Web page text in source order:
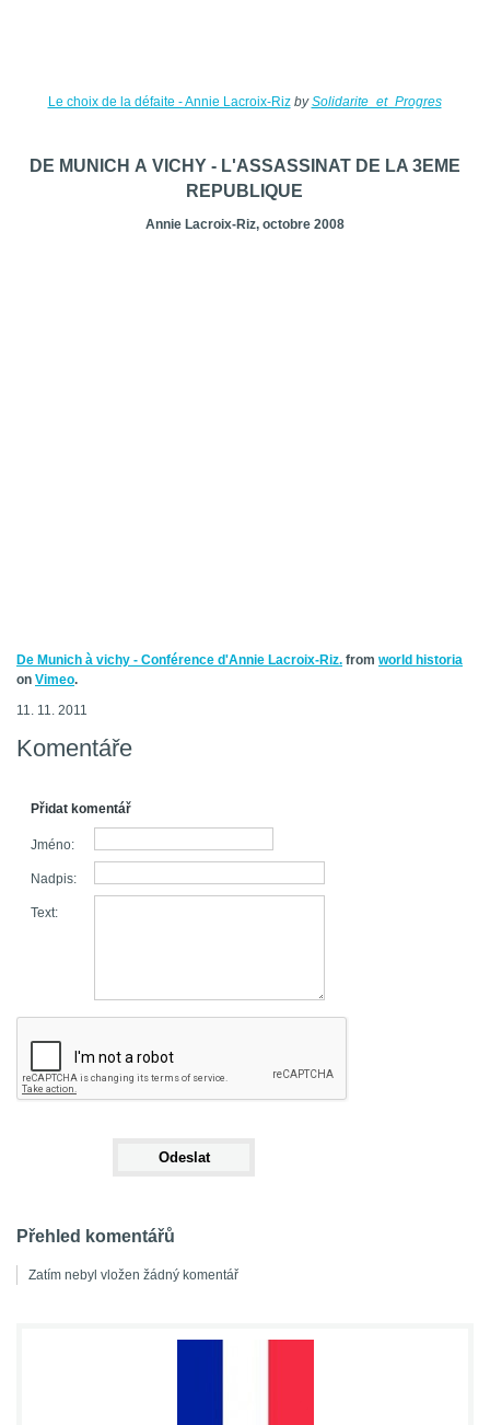
Le choix de la défaite - Annie Lacroix-Riz bySolidarite_et_Progres
DE MUNICH A VICHY - L'ASSASSINAT DE LA 3EME
REPUBLIQUE
Annie Lacroix-Riz, octobre 2008
De Munich à vichy - Conférence d'Annie Lacroix-Riz. from world historia
on Vimeo.
11. 11. 2011
Komentáře
Přidat komentář
Jméno:
Nadpis:
Text:
Přehled komentářů
Zatím nebyl vložen žádný komentář